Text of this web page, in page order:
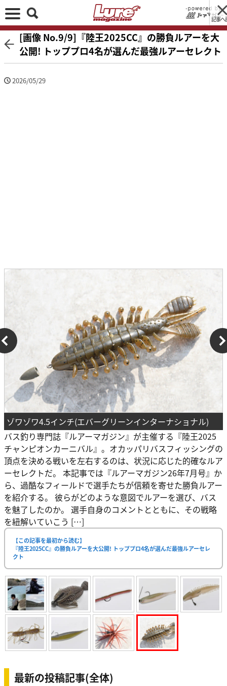
記事へ
[画像 No.9/9]『陸王2025CC』の勝負ルアーを大
公開! トッププロ4名が選んだ最強ルアーセレクト
2026/05/29
ゾワゾワ4.5インチ(エバーグリーンインターナショナル)
バス釣り専門誌『ルアーマガジン』が主催する『陸王2025
チャンピオンカーニバル』。オカッパリバスフィッシングの
頂点を決める戦いを左右するのは、状況に応じた的確なルア
ーセレクトだ。 本記事では『ルアーマガジン26年7月号』か
ら、過酷なフィールドで選手たちが信頼を寄せた勝負ルアー
を紹介する。 彼らがどのような意図でルアーを選び、バス
を魅了したのか。 選手自身のコメントとともに、その戦略
を紐解いていこう […]
【この記事を最初から読む】
『陸王2025CC』の勝負ルアーを大公開! トッププロ4名が選んだ最強ルアーセレ
クト
最新の投稿記事(全体)